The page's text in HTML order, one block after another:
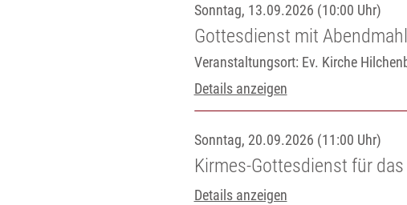
Sonntag, 13.09.2026 (10:00 Uhr)
Gottesdienst mit
Veranstaltungsort: Ev. Kirche
Details anzeigen
Sonntag, 20.09.2026 (11:00 Uhr)
Kirmes-Gottesdienst für
Details anzeigen